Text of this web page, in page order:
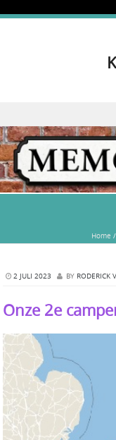
Skip to content
Home
2 JULI 2023 BY RODERICK
Onze 2e